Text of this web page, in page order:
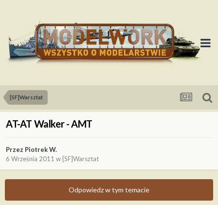
[SF]Warsztat
AT-AT Walker - AMT
Przez Piotrek W.
6 Września 2011 w [SF]Warsztat
Odpowiedz w tym temacie